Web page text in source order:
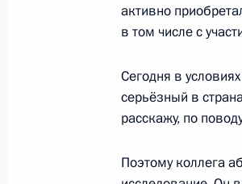
вооружения,
на их
для
10 июля 2023 года,
активно
в том числе с
Сегодня в
серьёзный в
расскажу, по
Поэтому коллега